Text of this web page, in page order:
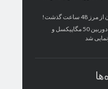
گذشت!
گوشی HMD Luma با دوربین 50 مگاپیکسل و